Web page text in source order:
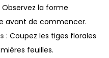
Observez la forme
avant de commencer.
: Coupez les tiges florales
feuilles.